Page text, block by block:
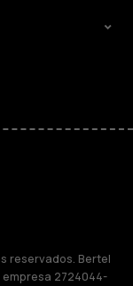
reservados. Bertel
empresa 2724044-